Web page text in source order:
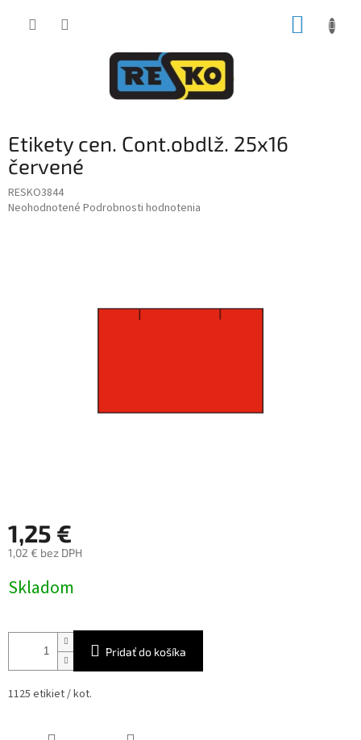
Etikety cen. Cont.obdlž. 25x16
červené
RESKO3844
Priemerné
Neohodnotené Podrobnosti hodnotenia
1,25 €
1,02 € bez DPH
cena:
Skladom
Pridať do košíka
1125 etikiet / kot.